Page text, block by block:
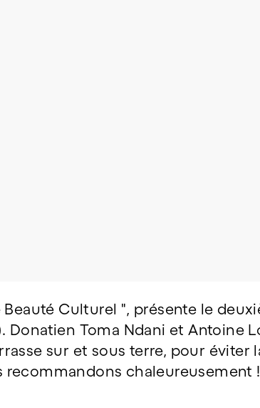
Beauté Culturel ", présente le
Toma Ndani et Antoine
sur et sous terre, pour
recommandons chaleureusement !